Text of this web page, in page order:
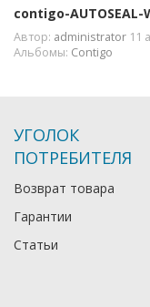
contigo-
Автор: administrator 11
Альбомы: Contigo
УГОЛОК
ПОТРЕБИТЕЛЯ
Возврат товара
Гарантии
Статьи